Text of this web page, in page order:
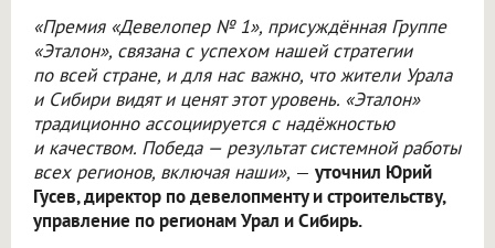
«Премия «Девелопер № 1», присуждённая Группе
«Эталон», связана с успехом нашей стратегии
по всей стране, и для нас важно, что жители Урала
и Сибири видят и ценят этот уровень. «Эталон»
традиционно ассоциируется с надёжностью
и качеством. Победа — результат системной работы
всех регионов, включая наши», — уточнил Юрий
Гусев, директор по девелопменту и строительству,
управление по регионам Урал и Сибирь.